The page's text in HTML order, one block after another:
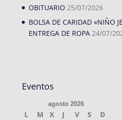
OBITUARIO 25/07/2026
BOLSA DE CARIDAD «NIÑO
ENTREGA DE ROPA 24/07/
Eventos
agosto 2026
L M X J V S
D